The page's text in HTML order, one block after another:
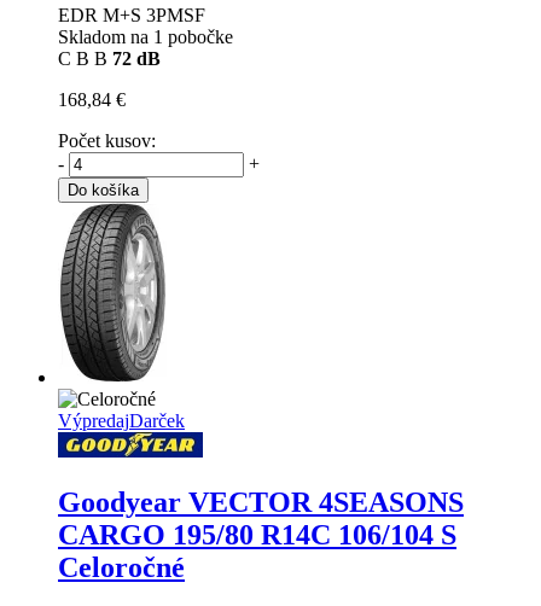
EDR M+S 3PMSF
Skladom na 1 pobočke
C B B 72 dB
168,84 €
Počet kusov:
-
+
Do košíka
VýpredajDarček
Goodyear VECTOR 4SEASONS
CARGO 195/80 R14C 106/104 S
Celoročné